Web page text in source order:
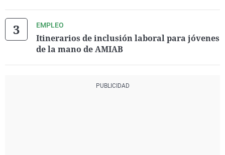
EMPLEO
Itinerarios de inclusión laboral para jóvenes
de la mano de AMIAB